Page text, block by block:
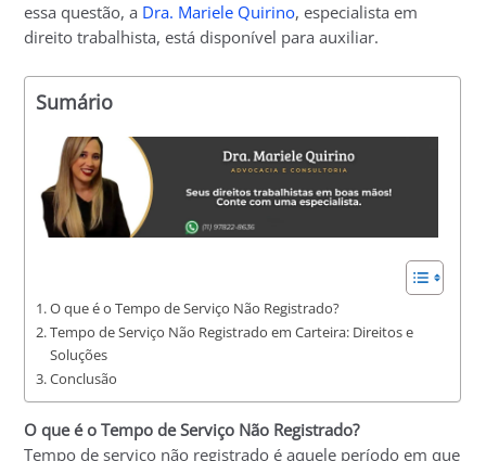
essa questão, a Dra. Mariele Quirino, especialista em
direito trabalhista, está disponível para auxiliar.
Sumário
O que é o Tempo de Serviço Não Registrado?
Tempo de Serviço Não Registrado em Carteira: Direitos e
Soluções
Conclusão
O que é o Tempo de Serviço Não Registrado?
Tempo de serviço não registrado é aquele período em que